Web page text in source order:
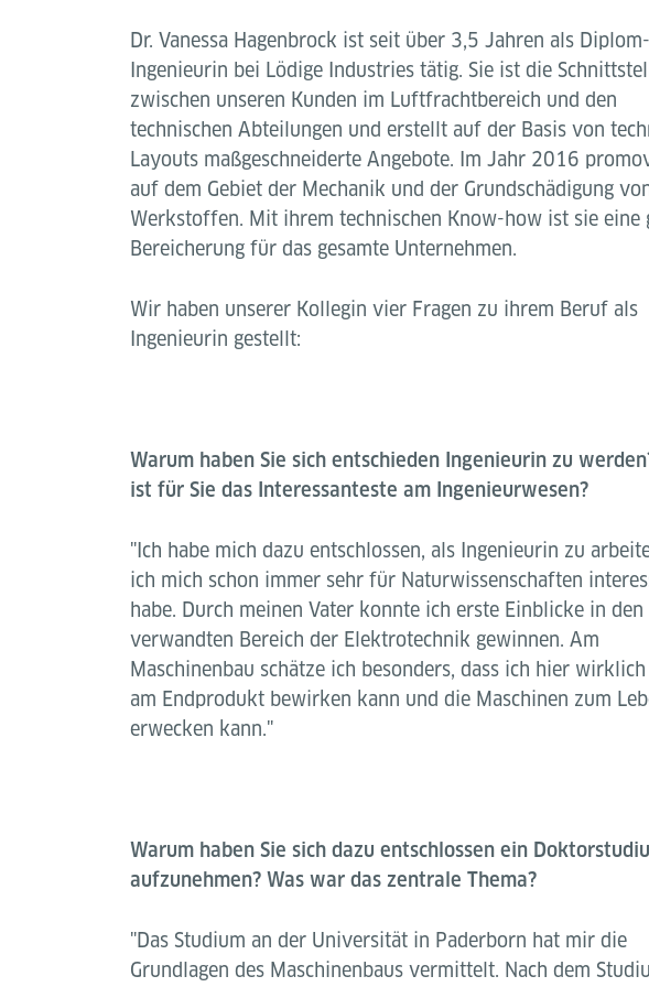
Dr. Vanessa Hagenbrock ist seit über 3,5 Jahren als Diplom-
Ingenieurin bei Lödige Industries tätig. Sie ist die
zwischen unseren Kunden im Luftfrachtbereich und den
technischen Abteilungen und erstellt auf der Basis von
Layouts maßgeschneiderte Angebote. Im Jahr 2016
auf dem Gebiet der Mechanik und der Grundschädigung
Werkstoffen. Mit ihrem technischen Know-how ist sie eine
Bereicherung für das gesamte Unternehmen.
Wir haben unserer Kollegin vier Fragen zu ihrem Beruf als
Ingenieurin gestellt:
Warum haben Sie sich entschieden Ingenieurin zu
ist für Sie das Interessanteste am Ingenieurwesen?
"Ich habe mich dazu entschlossen, als Ingenieurin zu
ich mich schon immer sehr für Naturwissenschaften
habe. Durch meinen Vater konnte ich erste Einblicke in den
verwandten Bereich der Elektrotechnik gewinnen. Am
Maschinenbau schätze ich besonders, dass ich hier
am Endprodukt bewirken kann und die Maschinen zum
erwecken kann."
Warum haben Sie sich dazu entschlossen ein
aufzunehmen? Was war das zentrale Thema?
"Das Studium an der Universität in Paderborn hat mir die
Grundlagen des Maschinenbaus vermittelt. Nach dem